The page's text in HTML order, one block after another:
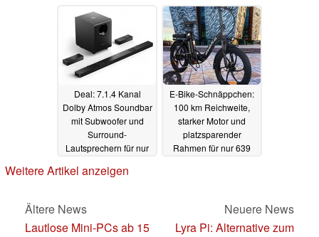
14.07.2025
Deal: 7.1.4 Kanal
Dolby Atmos Soundbar
mit Subwoofer und
Surround-
Lautsprechern für nur
E-Bike-Schnäppchen:
100 km Reichweite,
starker Motor und
platzsparender
Rahmen für nur 639
Weitere Artikel anzeigen
Ältere News
Lautlose Mini-PCs ab 15
Neuere News
Lyra Pi: Alternative zum